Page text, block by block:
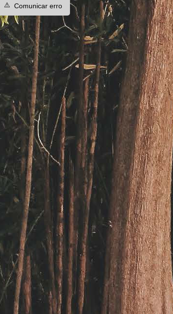
⚠️ Comunicar erro